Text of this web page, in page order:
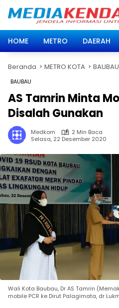
HOME
METRO DAERAH
Beranda METRO KOTA BAUBAU
BAUBAU
AS Tamrin Minta
Disalah Gunakan
Medkom
2 Min Baca
Selasa, 22 Desember 2020
Wali Kota Baubau, Dr AS Tamrin
mobile PCR ke Dirut Palagimata, dr